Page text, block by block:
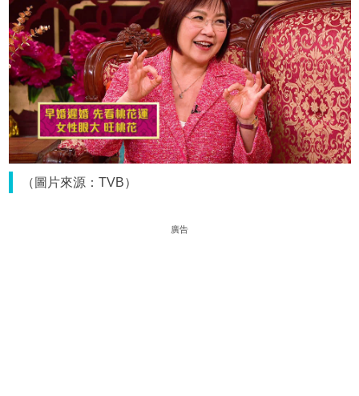
（圖片來源：TVB）
廣告